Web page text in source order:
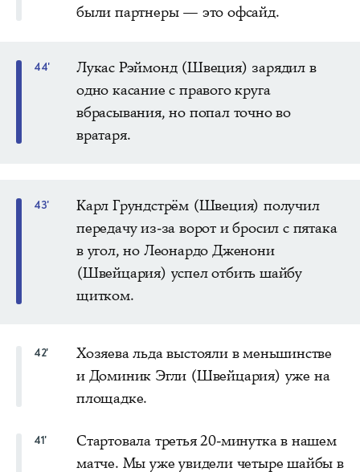
были партнеры — это офсайд.
44'
Лукас Рэймонд (Швеция) зарядил в
одно касание с правого круга
вбрасывания, но попал точно во
вратаря.
43'
Карл Грундстрём (Швеция) получил
передачу из-за ворот и бросил с пятака
в угол, но Леонардо Дженони
(Швейцария) успел отбить шайбу
щитком.
42'
Хозяева льда выстояли в меньшинстве
и Доминик Эгли (Швейцария) уже на
площадке.
41'
Стартовала третья 20-минутка в нашем
матче. Мы уже увидели четыре шайбы в